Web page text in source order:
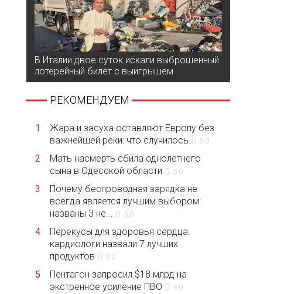
В Италии двое суток искали выброшенный
лотерейный билет с выигрышем
РЕКОМЕНДУЕМ
1
Жара и засуха оставляют Европу без
важнейшей реки: что случилось
5.0
2
Мать насмерть сбила однолетнего
сына в Одесской области
5.0
3
Почему беспроводная зарядка не
всегда является лучшим выбором:
названы 3 не...
5.0
4
Перекусы для здоровья сердца:
кардиологи назвали 7 лучших
продуктов
5.0
5
Пентагон запросил $18 млрд на
экстренное усиление ПВО
5.0